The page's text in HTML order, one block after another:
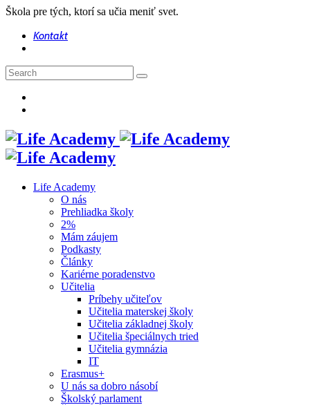
Škola pre tých, ktorí sa učia meniť svet.
Kontakt
Life Academy
O nás
Prehliadka školy
2%
Mám záujem
Podkasty
Články
Kariérne poradenstvo
Učitelia
Príbehy učiteľov
Učitelia materskej školy
Učitelia základnej školy
Učitelia špeciálnych tried
Učitelia gymnázia
IT
Erasmus+
U nás sa dobro násobí
Školský parlament